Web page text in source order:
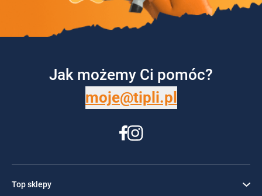
Jak możemy Ci pomóc?
moje@tipli.pl
Top sklepy